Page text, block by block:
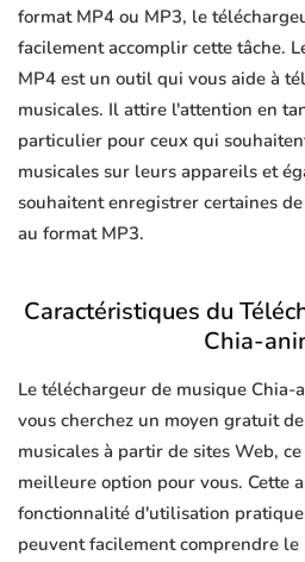
format MP4 ou MP3, le
facilement accomplir cette tâche.
MP4 est un outil qui vous aide à
musicales. Il attire l'attention en
particulier pour ceux qui
musicales sur leurs appareils et
souhaitent enregistrer certaines
au format MP3.
Caractéristiques du
Chia-
Le téléchargeur de musique Chia-
vous cherchez un moyen gratuit
musicales à partir de sites Web,
meilleure option pour vous. Cette
fonctionnalité d'utilisation
peuvent facilement comprendre